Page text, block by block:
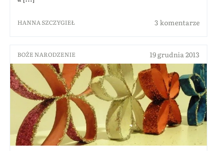
HANNA SZCZYGIEŁ 3 komentarze
BOŻE NARODZENIE 19 grudnia 2013